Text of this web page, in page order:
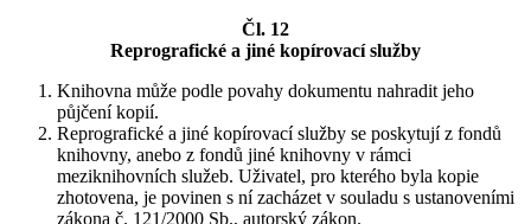
Čl. 12
Reprografické a jiné kopírovací služby
Knihovna může podle povahy dokumentu nahradit jeho
půjčení kopií.
Reprografické a jiné kopírovací služby se poskytují z fondů
knihovny, anebo z fondů jiné knihovny v rámci
meziknihovních služeb. Uživatel, pro kterého byla kopie
zhotovena, je povinen s ní zacházet v souladu s ustanoveními
zákona č. 121/2000 Sb., autorský zákon.